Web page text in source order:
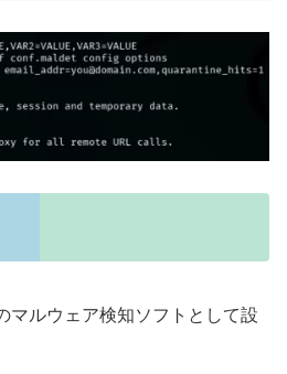
マルウェア検知ソフトとして設